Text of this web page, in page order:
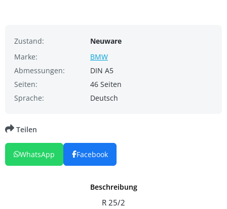
Zustand:
Neuware
Marke:
BMW
Abmessungen:
DIN A5
Seiten:
46 Seiten
Sprache:
Deutsch
Beschreibung
R 25/2
Teilen
WhatsApp Facebook